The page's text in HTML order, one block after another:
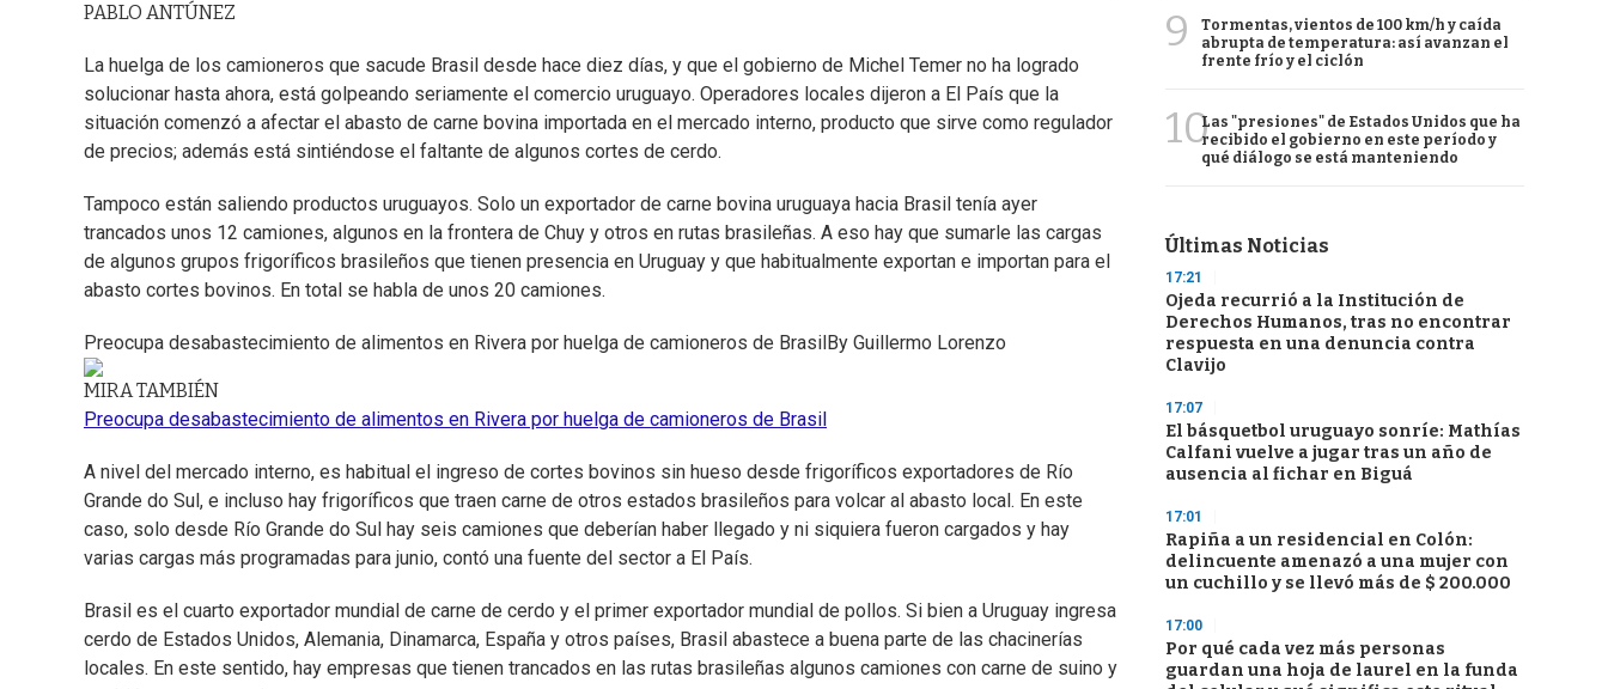
PABLO ANTÚNEZ
La huelga de los camioneros que sacude Brasil desde hace diez días, y que el gobierno de Michel Temer no ha logrado
solucionar hasta ahora, está golpeando seriamente el comercio uruguayo. Operadores locales dijeron a El País que la
situación comenzó a afectar el abasto de carne bovina importada en el mercado interno, producto que sirve como regulador
de precios; además está sintiéndose el faltante de algunos cortes de cerdo.
Tampoco están saliendo productos uruguayos. Solo un exportador de carne bovina uruguaya hacia Brasil tenía ayer
trancados unos 12 camiones, algunos en la frontera de Chuy y otros en rutas brasileñas. A eso hay que sumarle las cargas
de algunos grupos frigoríficos brasileños que tienen presencia en Uruguay y que habitualmente exportan e importan para el
abasto cortes bovinos. En total se habla de unos 20 camiones.
Preocupa desabastecimiento de alimentos en Rivera por huelga de camioneros de Brasil By Guillermo Lorenzo
MIRA TAMBIÉN
Preocupa desabastecimiento de alimentos en Rivera por huelga de camioneros de Brasil
A nivel del mercado interno, es habitual el ingreso de cortes bovinos sin hueso desde frigoríficos exportadores de Río
Grande do Sul, e incluso hay frigoríficos que traen carne de otros estados brasileños para volcar al abasto local. En este
caso, solo desde Río Grande do Sul hay seis camiones que deberían haber llegado y ni siquiera fueron cargados y hay
varias cargas más programadas para junio, contó una fuente del sector a El País.
Brasil es el cuarto exportador mundial de carne de cerdo y el primer exportador mundial de pollos. Si bien a Uruguay ingresa
cerdo de Estados Unidos, Alemania, Dinamarca, España y otros países, Brasil abastece a buena parte de las chacinerías
locales. En este sentido, hay empresas que tienen trancados en las rutas brasileñas algunos camiones con carne de suino y
9
Tormentas, vientos de 100 km/h y caída
abrupta de temperatura: así avanzan el
frente frío y el ciclón
10Las "presiones" de Estados Unidos que ha
recibido el gobierno en este período y
qué diálogo se está manteniendo
Últimas Noticias
17:21
Ojeda recurrió a la Institución de
Derechos Humanos, tras no encontrar
respuesta en una denuncia contra
Clavijo
17:07
El básquetbol uruguayo sonríe: Mathías
Calfani vuelve a jugar tras un año de
ausencia al fichar en Biguá
17:01
Rapiña a un residencial en Colón:
delincuente amenazó a una mujer con
un cuchillo y se llevó más de $ 200.000
17:00
Por qué cada vez más personas
guardan una hoja de laurel en la funda